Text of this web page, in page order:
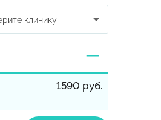
клинику
1590 руб.